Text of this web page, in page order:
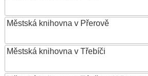
Městská knihovna v Přerově
Městská knihovna v Třebíči